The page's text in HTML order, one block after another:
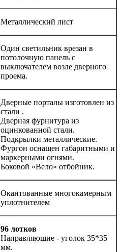
Металлический лист
Один светильник врезан в
потолочную панель с
выключателем возле дверного
проема.
Дверные порталы изготовлен из
стали .
Дверная фурнитура из
оцинкованной стали.
Подкрылки металлические.
Фургон оснащен габаритными и
маркерными огнями.
Боковой «Вело» отбойник.
Окантованные многокамерным
уплотнителем
96 лотков
Направляющие - уголок 35*35
мм.